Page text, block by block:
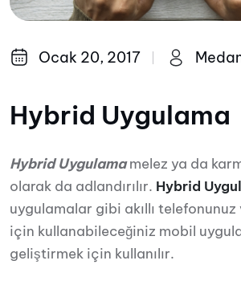
Ocak 20, 2017
Hybrid Uygulama
Hybrid Uygulamamelez ya da
olarak da adlandırılır. Hybrid
uygulamalar gibi akıllı
için kullanabileceğiniz mobil
geliştirmek için kullanılır.